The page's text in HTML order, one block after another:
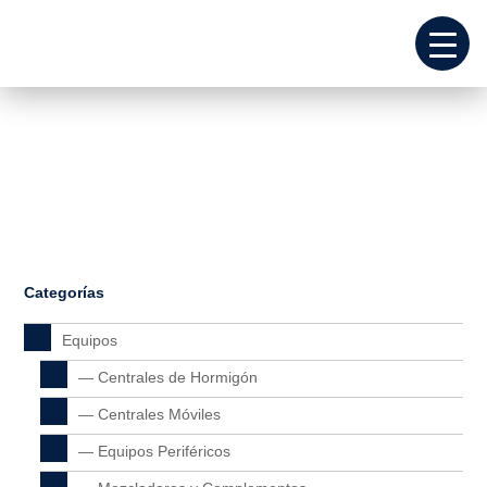
COMPLEMENTOS DE PRENSA
Categorías
Equipos
— Centrales de Hormigón
— Centrales Móviles
— Equipos Periféricos